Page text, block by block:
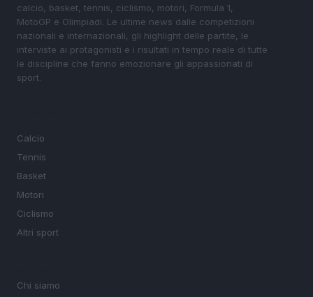
calcio, basket, tennis, ciclismo, motori, Formula 1,
MotoGP e Olimpiadi. Le ultime news dalle competizioni
nazionali e internazionali, gli highlight delle partite, le
interviste ai protagonisti e i risultati in tempo reale di tutte
le discipline che fanno emozionare gli appassionati di
sport.
Calcio
Tennis
Basket
Motori
Ciclismo
Altri sport
Chi siamo